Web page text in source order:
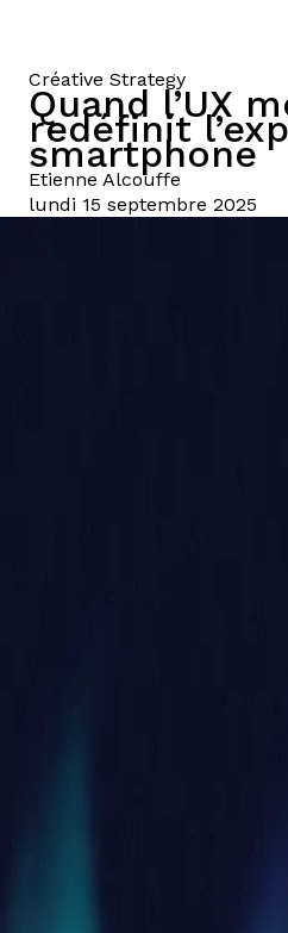
Créative Strategy
Quand l’UX
redéfinit
smartphone
Etienne Alcouffe
lundi 15 septembre 2025